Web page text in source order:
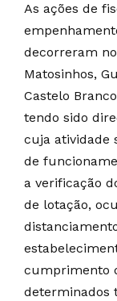
As ações de
decorreram
Matosinhos,
Castelo
tendo sido
cuja atividade
de
a verificação
de lotação,
cumprimento
determinados